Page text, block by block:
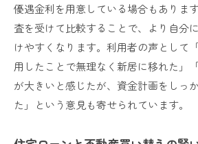
優遇金利を用意している場合もありま
査を受けて比較することで、より自分
けやすくなります。利用者の声として
用したことで無理なく新居に移れた」
が大きいと感じたが、資金計画をしっ
た」という意見も寄せられています。